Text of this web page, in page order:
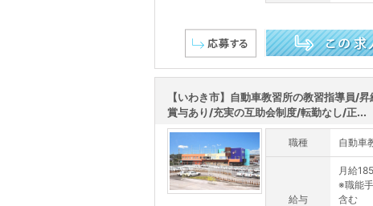
【いわき市】自動車教習所の教習指導員/昇
賞与あり/充実の互助会制度/転勤なし/正...
職種 自動車
給与
月給
※職能
含む